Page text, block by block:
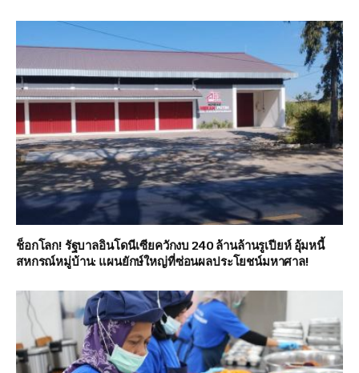
ช็อกโลก! รัฐบาลอินโดนีเซียควักงบ 240 ล้านล้านรูเปียห์ อุ้มหนี้
สหกรณ์หมู่บ้าน: แผนยักษ์ใหญ่ที่ซ่อนผลประโยชน์มหาศาล!